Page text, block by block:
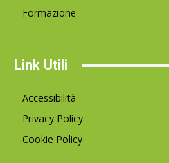
Formazione
Link Utili
Accessibilità
Privacy Policy
Cookie Policy